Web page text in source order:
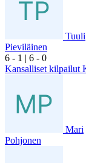
Tuuli
Pieviläinen
6 - 1 | 6 - 0
Kansalliset kilpailut
Mari
Pohjonen